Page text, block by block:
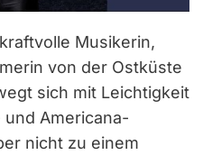
Musikerin,
von der Ostküste
sich mit Leichtigkeit
Americana-
nicht zu einem